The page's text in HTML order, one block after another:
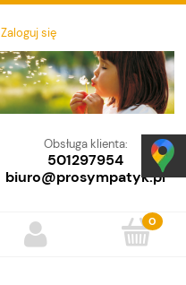
Zaloguj się
Obsługa klienta:
501297954
biuro@prosympatyk.pl